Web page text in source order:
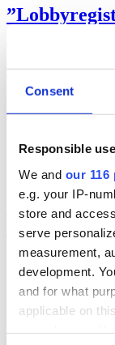
Consent
Responsible
We and our 116
e.g. your IP-
store and
serve
measurement,
development.
and for what
applicable on
Det av riksdagen
förtroendet snarare
docent i
docent i
Branschlobbying
2026-06-16, 07:48
Gruvbolag
halvjublar
Gruvindustrins
två bakåt” när det
Gruvföretaget
uranbrytning ska